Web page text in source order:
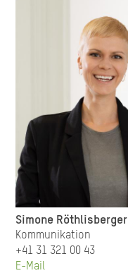
Simone Röthlisberger
Kommunikation
+41 31 321 00 43
E-Mail